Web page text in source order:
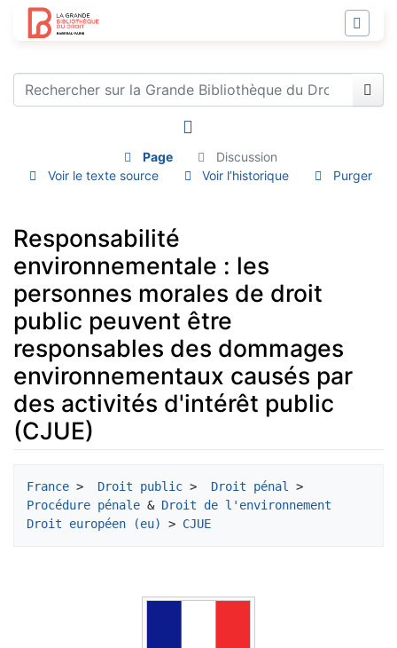
Page
Discussion
Voir le texte source
Voir l’historique Purger
Responsabilité
environnementale : les
personnes morales de droit
public peuvent être
responsables des dommages
environnementaux causés par
des activités d'intérêt public
(CJUE)
France > Droit public > Droit pénal
Procédure pénale & Droit de l'environnement
Droit européen (eu)
> CJUE